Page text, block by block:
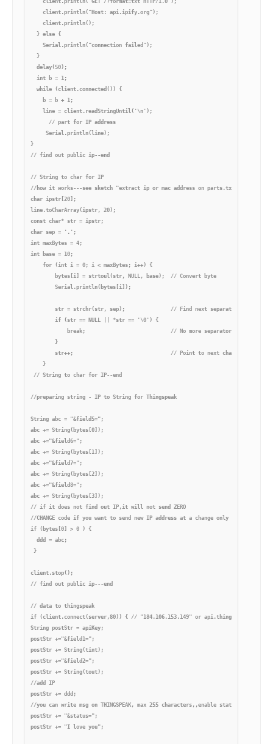
    client.println("Host: api.ipify.org");
    client.println();
  } else {
    Serial.println("connection failed");
  }
  delay(50);
  int b = 1;
  while (client.connected()) {
    b = b + 1;
    line = client.readStringUntil('\n');
      // part for IP address
     Serial.println(line);
}
// find out public ip--end
// String to char for IP
//how it works---see sketch "extract ip or mac address on parts.txt"
char ipstr[20];
line.toCharArray(ipstr, 20);
const char* str = ipstr;
char sep = '.';
int maxBytes = 4;
int base = 10;
    for (int i = 0; i < maxBytes; i++) {
        bytes[i] = strtoul(str, NULL, base);  // Convert byte
        Serial.println(bytes[i]);
        str = strchr(str, sep);               // Find next separator
        if (str == NULL || *str == '\0') {
            break;                            // No more separators, exit
        }
str++;                                // Point to next character after
    }
// String to char for IP--end
//preparing string - IP to String for Thingspeak
String abc = "&field5=";
abc += String(bytes[0]);
abc +="&field6=";
abc += String(bytes[1]);
abc +="&field7=";
abc += String(bytes[2]);
abc +="&field8=";
abc += String(bytes[3]);
// if it does not find out IP,it will not send ZERO
//CHANGE code if you want to send new IP address at a change only without
if (bytes[0] > 0 ) {
  ddd = abc;
}
client.stop();
// find out public ip---end
// data to thingspeak
if (client.connect(server,80)) { // "184.106.153.149" or api.thingspeak.com
String postStr = apiKey;
postStr +="&field1=";
postStr += String(tint);
postStr +="&field2=";
postStr += String(tout);
//add IP
postStr += ddd;
//you can write msg on THINGSPEAK, max 255 characters,,enable status on
postStr += "&status=";
postStr += "I love you";